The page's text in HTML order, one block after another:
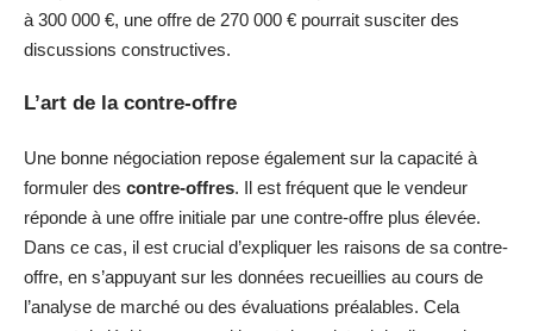
à 300 000 €, une offre de 270 000 € pourrait susciter des
discussions constructives.
L’art de la contre-offre
Une bonne négociation repose également sur la capacité à
formuler des contre-offres. Il est fréquent que le vendeur
réponde à une offre initiale par une contre-offre plus élevée.
Dans ce cas, il est crucial d’expliquer les raisons de sa contre-
offre, en s’appuyant sur les données recueillies au cours de
l’analyse de marché ou des évaluations préalables. Cela